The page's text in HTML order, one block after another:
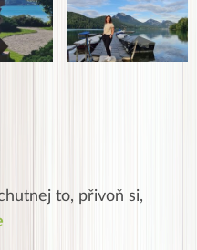
to, přivoň si,